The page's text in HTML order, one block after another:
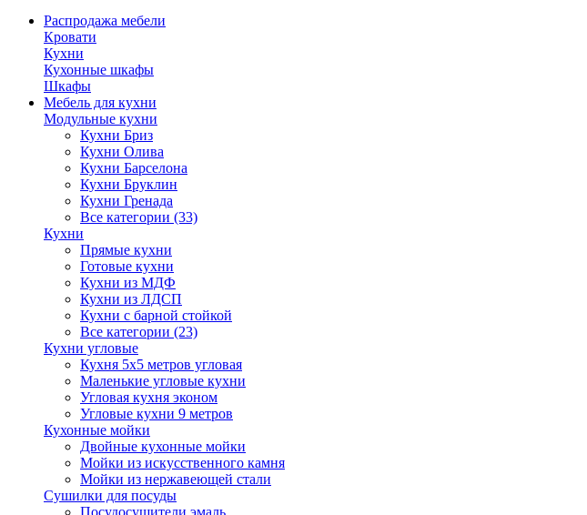
Распродажа мебели
Кровати
Кухни
Кухонные шкафы
Шкафы
Мебель для кухни
Модульные кухни
Кухни Бриз
Кухни Олива
Кухни Барселона
Кухни Бруклин
Кухни Гренада
Все категории (33)
Кухни
Прямые кухни
Готовые кухни
Кухни из МДФ
Кухни из ЛДСП
Кухни с барной стойкой
Все категории (23)
Кухни угловые
Кухня 5х5 метров угловая
Маленькие угловые кухни
Угловая кухня эконом
Угловые кухни 9 метров
Кухонные мойки
Двойные кухонные мойки
Мойки из искусственного камня
Мойки из нержавеющей стали
Сушилки для посуды
Посудосушители эмаль